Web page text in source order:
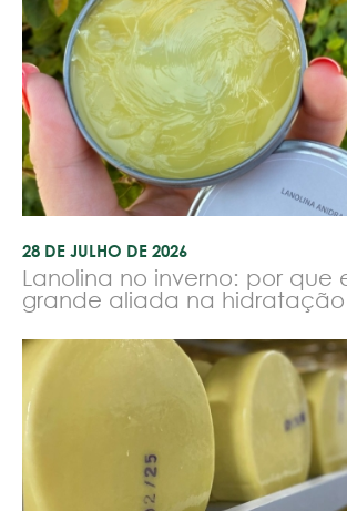
28 DE JULHO DE 2026
Lanolina no inverno: por que
grande aliada na